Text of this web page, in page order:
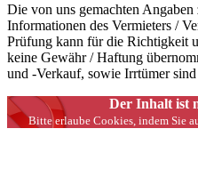
Die von uns gemachten
Informationen des Vermieters /
Prüfung kann für die Richtigkeit
keine Gewähr / Haftung
und -Verkauf, sowie Irrtümer
Der Inhalt ist
Bitte erlaube Cookies, indem Sie